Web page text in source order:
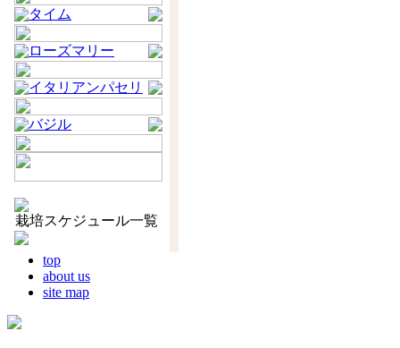
タイム
ローズマリー
イタリアンパセリ
バジル
栽培スケジュール一覧
top
about us
site map